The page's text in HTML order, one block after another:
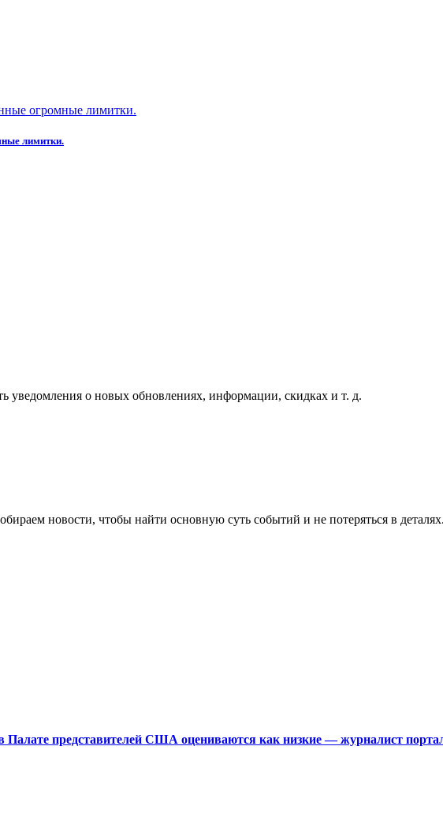
лимитки.
уведомления о новых обновлениях, информации, скидках и т. д.
новости, чтобы найти основную суть событий и не потеряться в деталях.
представителей США оцениваются как низкие — журналист